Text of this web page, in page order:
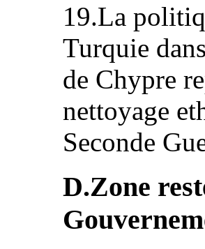
19.La
Turquie
de Chypre
nettoyage
Seconde
D.Zone